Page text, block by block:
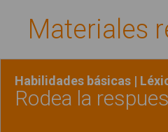
Materiales
Habilidades básicas |
Rodea la